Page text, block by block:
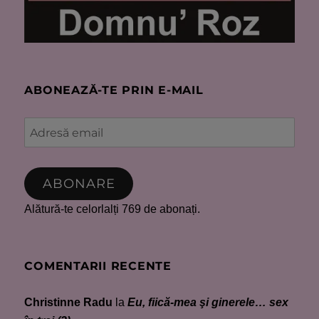
ABONEAZĂ-TE PRIN E-MAIL
Adresă
email
ABONARE
Alătură-te celorlalți 769 de abonați.
COMENTARII RECENTE
Christinne Radu laEu, fiică-mea şi ginerele… sex